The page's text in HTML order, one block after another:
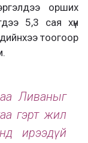
орших
5,3 сая хүн
тоогоор
Ливаныг
гэрт жил
ирээдүй